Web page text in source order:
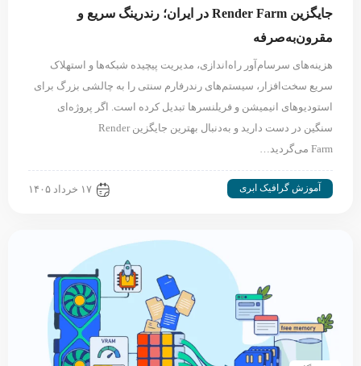
جایگزین Render Farm در ایران؛ رندرینگ سریع و
مقرون‌به‌صرفه
هزینه‌های سرسام‌آور راه‌اندازی، مدیریت پیچیده شبکه‌ها و استهلاک
سریع سخت‌افزار، سیستم‌های رندرفارم سنتی را به چالشی بزرگ برای
استودیوهای انیمیشن و فریلنسرها تبدیل کرده است. اگر پروژه‌ای
سنگین در دست دارید و به‌دنبال بهترین جایگزین Render
Farm می‌گردید…
آموزش گرافیک ابری ۱۷ خرداد ۱۴۰۵